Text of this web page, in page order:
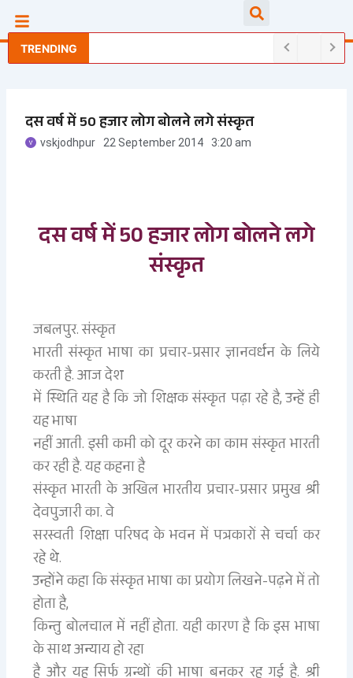
contentTRENDING
दस वर्ष में 50 हजार लोग बोलने लगे संस्कृत
vskjodhpur 22 September 2014 3:20 am
दस वर्ष में 50 हजार लोग बोलने लगे
संस्कृत
जबलपुर. संस्कृत
भारती संस्कृत भाषा का प्रचार-प्रसार ज्ञानवर्धन के लिये
करती है. आज देश
में स्थिति यह है कि जो शिक्षक संस्कृत पढ़ा रहे है, उन्हें ही
यह भाषा
नहीं आती. इसी कमी को दूर करने का काम संस्कृत भारती
कर रही है. यह कहना है
संस्कृत भारती के अखिल भारतीय प्रचार-प्रसार प्रमुख श्री
देवपुजारी का. वे
सरस्वती शिक्षा परिषद के भवन में पत्रकारों से चर्चा कर
रहे थे.
उन्होंने कहा कि संस्कृत भाषा का प्रयोग लिखने-पढ़ने में तो
होता है,
किन्तु बोलचाल में नहीं होता. यही कारण है कि इस भाषा
के साथ अन्याय हो रहा